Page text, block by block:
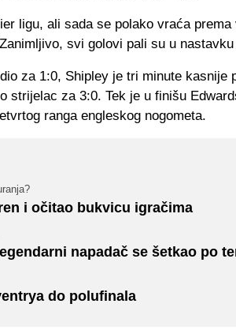
ligu, ali sada se polako vraća prema
svi golovi pali su u nastavku
za 1:0, Shipley je tri minute kasnije
strijelac za 3:0. Tek je u finišu
ranga engleskog nogometa.
i očitao bukvicu igračima
napadač se šetkao po
do polufinala